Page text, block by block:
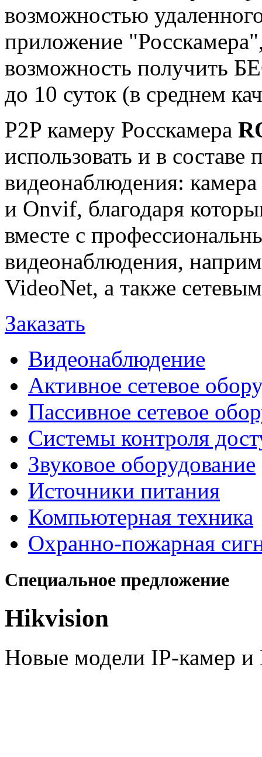
возможностью
приложение
возможность получить
до 10 суток (в среднем
P2P камеру Росскамера
использовать и в
видеонаблюдения:
и Onvif, благодаря
вместе с
видеонаблюдения,
VideoNet, а также
Заказать
Видеонаблюдение
Активное сетевое
Пассивное сетевое
Системы контроля
Звуковое оборудование
Источники питания
Компьютерная техника
Охранно-пожарная
Специальное предложение
Hikvision
Новые модели IP-камер и